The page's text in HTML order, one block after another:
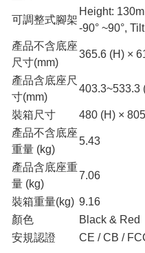
可調整式腳架
Height:
-90° ~90°,
產品不含底座
尺寸(mm)
365.6 (H) ×
產品含底座尺
寸(mm)
403.3~533.3
裝箱尺寸
480 (H) ×
產品不含底座
重量 (kg)
5.43
產品含底座重
量 (kg)
7.06
裝箱重量(kg) 9.16
顏色
Black & Red
安規認證
CE / CB /